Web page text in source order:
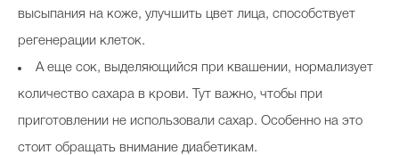
высыпания на коже, улучшить цвет лица, способствует
регенерации клеток.
А еще сок, выделяющийся при квашении, нормализует
количество сахара в крови. Тут важно, чтобы при
приготовлении не использовали сахар. Особенно на это
стоит обращать внимание диабетикам.